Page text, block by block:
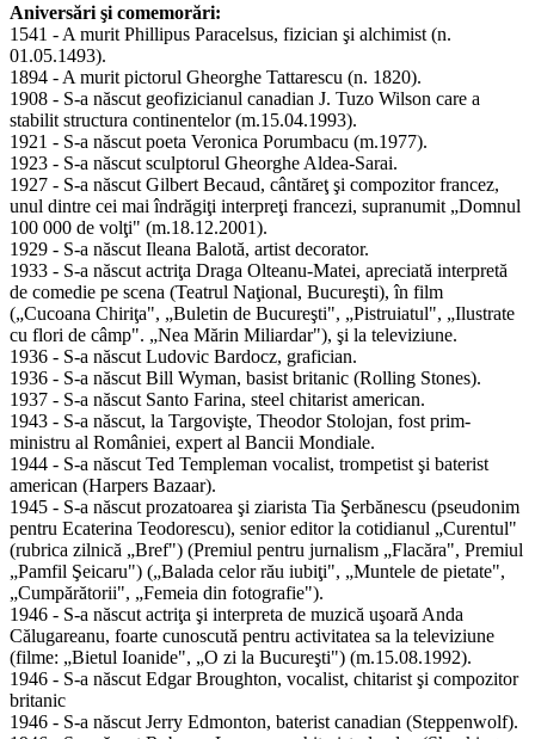
Aniversări şi comemorări:
1541 - A murit Phillipus Paracelsus, fizician şi alchimist (n.
01.05.1493).
1894 - A murit pictorul Gheorghe Tattarescu (n. 1820).
1908 - S-a născut geofizicianul canadian J. Tuzo Wilson care a
stabilit structura continentelor (m.15.04.1993).
1921 - S-a născut poeta Veronica Porumbacu (m.1977).
1923 - S-a născut sculptorul Gheorghe Aldea-Sarai.
1927 - S-a născut Gilbert Becaud, cântăreţ şi compozitor francez,
unul dintre cei mai îndrăgiţi interpreţi francezi, supranumit „Domnul
100 000 de volţi" (m.18.12.2001).
1929 - S-a născut Ileana Balotă, artist decorator.
1933 - S-a născut actriţa Draga Olteanu-Matei, apreciată interpretă
de comedie pe scena (Teatrul Naţional, Bucureşti), în film
(„Cucoana Chiriţa", „Buletin de Bucureşti", „Pistruiatul", „Ilustrate
cu flori de câmp". „Nea Mărin Miliardar"), şi la televiziune.
1936 - S-a născut Ludovic Bardocz, grafician.
1936 - S-a născut Bill Wyman, basist britanic (Rolling Stones).
1937 - S-a născut Santo Farina, steel chitarist american.
1943 - S-a născut, la Targovişte, Theodor Stolojan, fost prim-
ministru al României, expert al Bancii Mondiale.
1944 - S-a născut Ted Templeman vocalist, trompetist şi baterist
american (Harpers Bazaar).
1945 - S-a născut prozatoarea şi ziarista Tia Şerbănescu (pseudonim
pentru Ecaterina Teodorescu), senior editor la cotidianul „Curentul"
(rubrica zilnică „Bref") (Premiul pentru jurnalism „Flacăra", Premiul
„Pamfil Şeicaru") („Balada celor rău iubiţi", „Muntele de pietate",
„Cumpărătorii", „Femeia din fotografie").
1946 - S-a născut actriţa şi interpreta de muzică uşoară Anda
Călugareanu, foarte cunoscută pentru activitatea sa la televiziune
(filme: „Bietul Ioanide", „O zi la Bucureşti") (m.15.08.1992).
1946 - S-a născut Edgar Broughton, vocalist, chitarist şi compozitor
britanic
1946 - S-a născut Jerry Edmonton, baterist canadian (Steppenwolf).